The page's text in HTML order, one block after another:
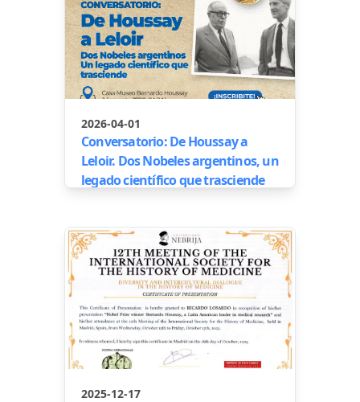
2026-04-01
Conversatorio: De Houssay a
Leloir. Dos Nobeles argentinos, un
legado científico que trasciende
2025-12-17